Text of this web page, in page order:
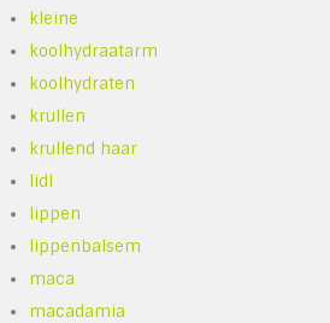
kleine
koolhydraatarm
koolhydraten
krullen
krullend haar
lidl
lippen
lippenbalsem
maca
macadamia